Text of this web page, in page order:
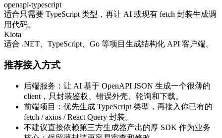
openapi-typescript
适合只需要 TypeScript 类型，再让 AI 或现有 fetch 封装生成调
用代码。
Kiota
适合 .NET、TypeScript、Go 等项目生成结构化 API 客户端。
推荐接入方式
后端服务：让 AI 基于 OpenAPI JSON 生成一个很薄的
client，只封装鉴权、错误外壳、轮询和下载。
前端项目：优先生成 TypeScript 类型，再接入你已有的
fetch / axios / React Query 封装。
不建议直接依赖第三方生成器产出的厚 SDK 作为业务